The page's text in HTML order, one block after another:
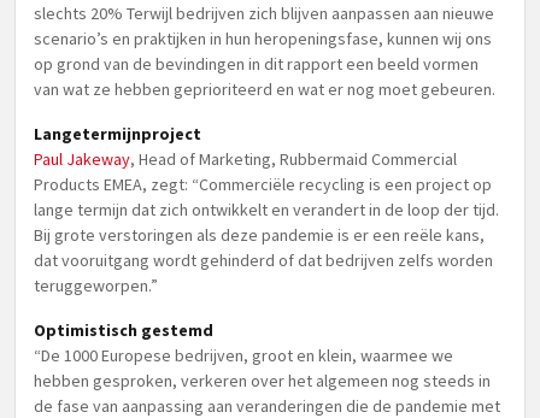
slechts 20% Terwijl bedrijven zich blijven aanpassen aan nieuwe
scenario’s en praktijken in hun heropeningsfase, kunnen wij ons
op grond van de bevindingen in dit rapport een beeld vormen
van wat ze hebben geprioriteerd en wat er nog moet gebeuren.
Langetermijnproject
Paul Jakeway, Head of Marketing, Rubbermaid Commercial
Products EMEA, zegt: “Commerciële recycling is een project op
lange termijn dat zich ontwikkelt en verandert in de loop der tijd.
Bij grote verstoringen als deze pandemie is er een reële kans,
dat vooruitgang wordt gehinderd of dat bedrijven zelfs worden
teruggeworpen.”
Optimistisch gestemd
“De 1000 Europese bedrijven, groot en klein, waarmee we
hebben gesproken, verkeren over het algemeen nog steeds in
de fase van aanpassing aan veranderingen die de pandemie met